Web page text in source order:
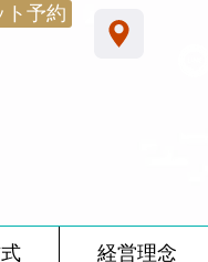
ト予約
経営理念